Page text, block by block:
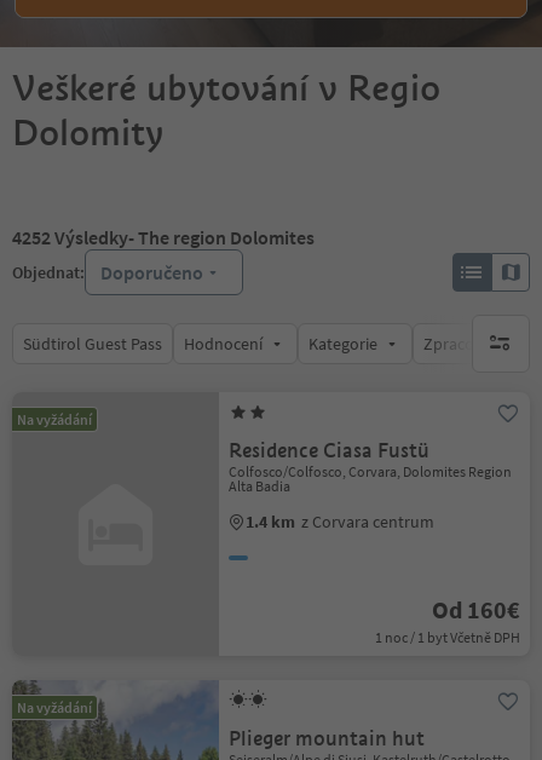
Veškeré ubytování v Regio
Dolomity
4252Výsledky- The region Dolomites
Objednat: Doporučeno
Südtirol Guest Pass Hodnocení Kategorie Zpracovávábrak
Na vyžádání
Residence Ciasa Fustü
Colfosco/Colfosco, Corvara, Dolomites Region
Alta Badia
1.4 km z Corvara centrum
Od 160€
1 noc / 1 byt Včetně DPH
Na vyžádání
Plieger mountain hut